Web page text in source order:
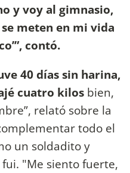
y voy al gimnasio,
meten en mi vida
contó.
40 días sin harina,
cuatro kilos bien,
relató sobre la
todo el
un soldadito y
"Me siento fuerte,